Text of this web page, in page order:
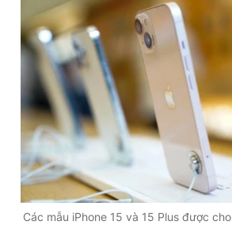
Đọc Thanh Niên trên điện thoại
Theo dõi báo trên
0906 645 777
Liên hệ
0908
Đặt báo
Các mẫu iPhone 15 và 15 Plus được